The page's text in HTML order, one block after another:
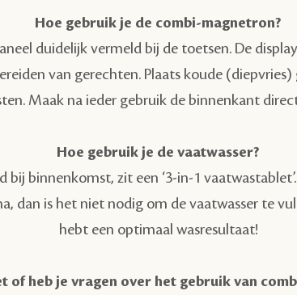
Hoe gebruik je de combi-magnetron?
duidelijk vermeld bij de toetsen. De
van gerechten. Plaats koude
Maak na ieder gebruik de binnenkant
Hoe gebruik je de vaatwasser?
bij binnenkomst, zit een ‘3-in-1
dan is het niet nodig om de vaatwasser te
hebt een optimaal wasresultaat!
of heb je vragen over het gebruik van